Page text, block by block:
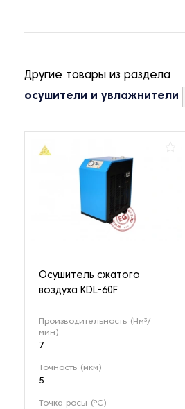
Другие товары из раздела
осушители и увлажнители
Осушитель сжатого
воздуха KDL-60F
Производительность (Нм³/
мин)
7
Точность (мкм)
5
Точка росы (ºС)